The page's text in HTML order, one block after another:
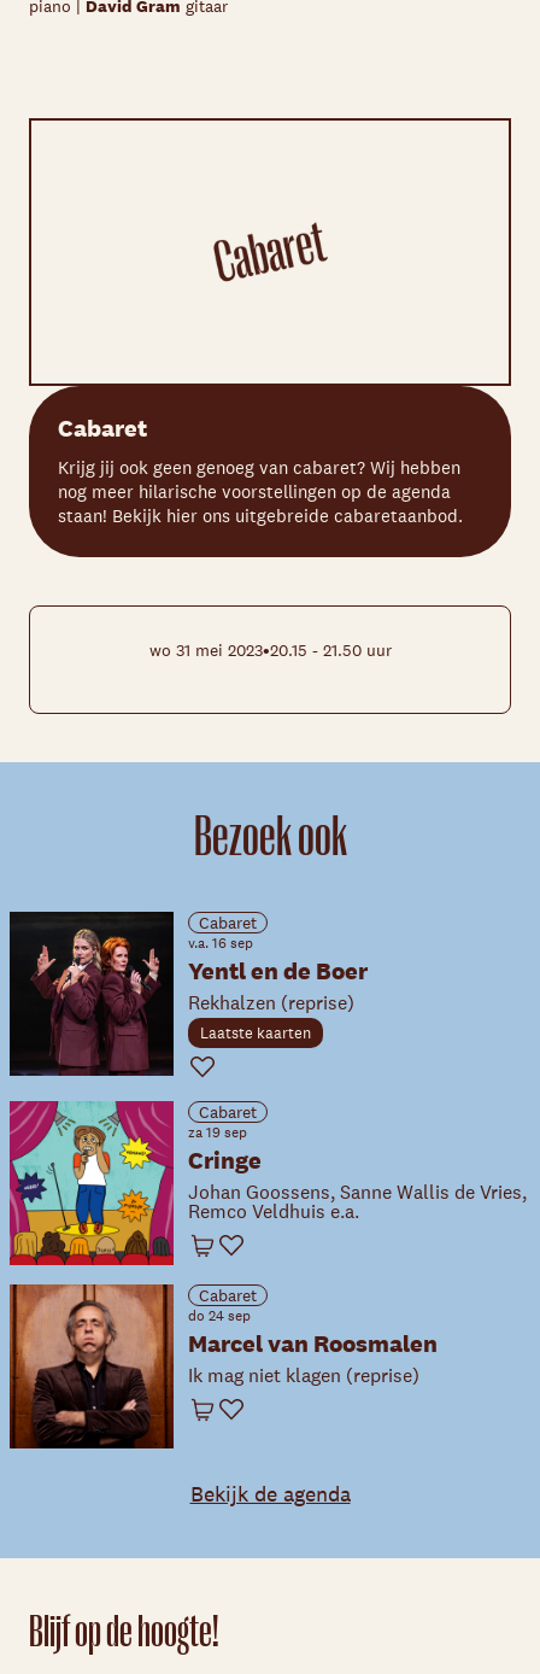
piano | David Gram gitaar
Cabaret
Krijg jij ook geen genoeg van cabaret? Wij hebben
nog meer hilarische voorstellingen op de agenda
staan! Bekijk hier ons uitgebreide cabaretaanbod.
wo 31 mei 2023•20.15 - 21.50 uur
Bezoek ook
Cabaret
v.a. 16 sep
Yentl en de Boer
Rekhalzen (reprise)
Laatste kaarten
Favoriet
Cabaret
za 19 sep
Cringe
Johan Goossens, Sanne Wallis de Vries,
Remco Veldhuis e.a.
Winkelwagen
Favoriet
Cabaret
do 24 sep
Marcel van Roosmalen
Ik mag niet klagen (reprise)
Winkelwagen
Favoriet
Bekijk de agenda
Blijf op de hoogte!